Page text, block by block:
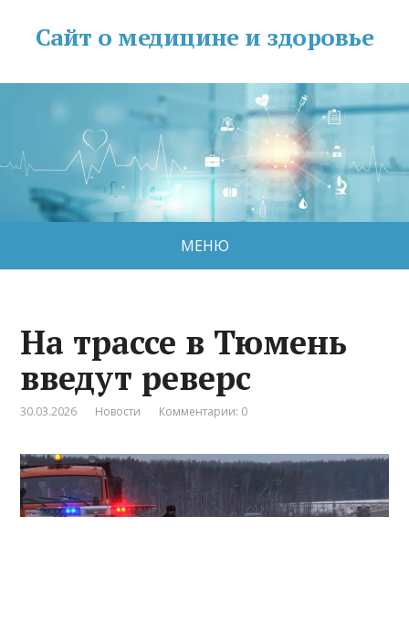
Сайт о медицине и здоровье
МЕНЮ
На трассе в Тюмень
введут реверс
30.03.2026 Новости Комментарии: 0